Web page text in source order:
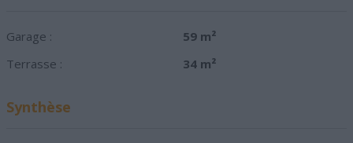
Garage :
59 m²
Terrasse :
34 m²
Synthèse